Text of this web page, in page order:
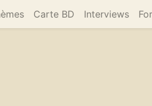
Carte BD Interviews